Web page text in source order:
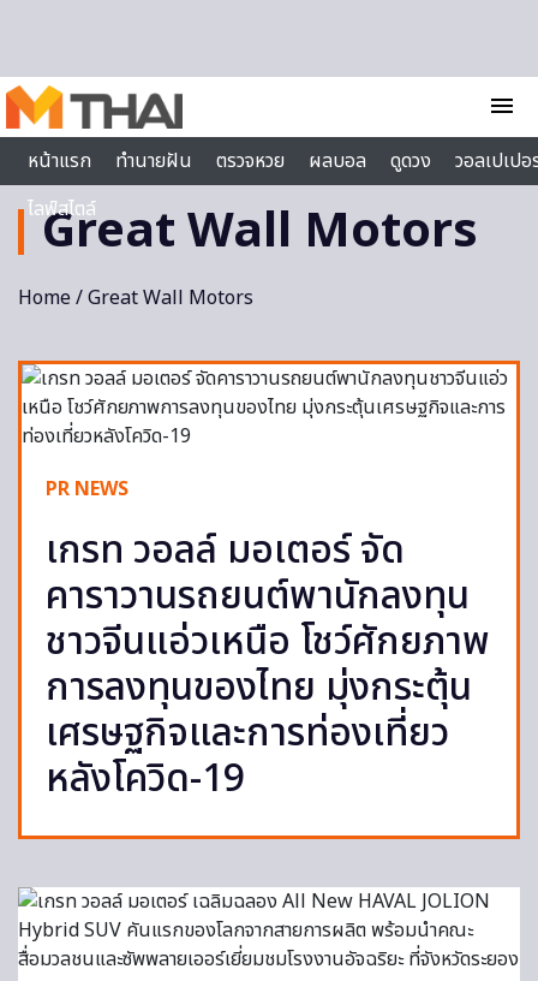
menu
หน้าแรก
ทำนายฝัน ตรวจหวย ผลบอล ดูดวง
วอลเปเป
ไลฟ์สไตล์
Great Wall Motors
Home/ Great Wall Motors
PR NEWS
เกรท วอลล์ มอเตอร์ จัด
คาราวานรถยนต์พานักลงทุน
ชาวจีนแอ่วเหนือ โชว์ศักยภาพ
การลงทุนของไทย มุ่งกระตุ้น
เศรษฐกิจและการท่องเที่ยว
หลังโควิด-19